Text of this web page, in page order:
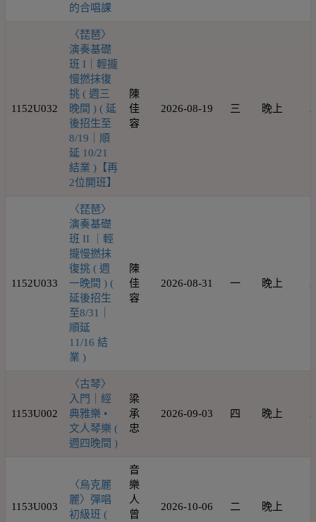
的合唱課
1152U032
〈琵琶〉
演奏基礎
班 I｜輕攏
慢撚抹復
挑 ( 週三
晚間 ) ( 延
後招生至
8/19｜順
延 10/21
結業 )【再
2位開班】
陳
佳
容
2026-08-19 三 晚上
1152U033
〈琵琶〉
演奏基礎
班 II ｜輕
攏慢撚抹
復挑 ( 週
一晚間 ) (
延後招生
至8/31｜
順延
11/16 結
業 )
陳
佳
容
2026-08-31 一 晚上
1153U002
〈古琴〉
入門｜經
典雅樂 •
文人琴樂 (
週四晚間 )
梁
承
忠
2026-09-03 四 晚上
1153U003
〈烏克麗
麗〉彈唱
初級班 (
音
樂
人
曾
2026-10-06 二 晚上